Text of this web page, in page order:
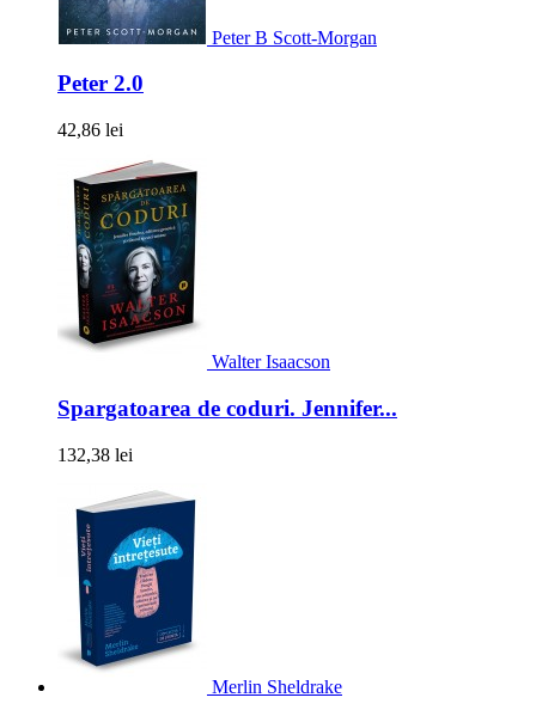
Peter B Scott-Morgan
Peter 2.0
42,86 lei
Walter Isaacson
Spargatoarea de coduri. Jennifer...
132,38 lei
Merlin Sheldrake